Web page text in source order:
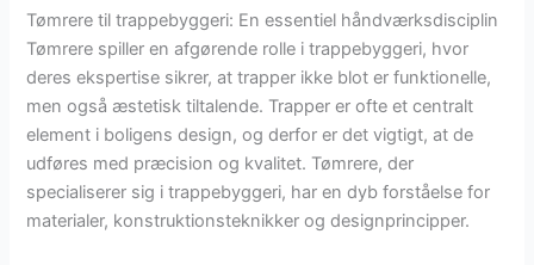
Tømrere til trappebyggeri: En essentiel håndværksdisciplin
Tømrere spiller en afgørende rolle i trappebyggeri, hvor
deres ekspertise sikrer, at trapper ikke blot er funktionelle,
men også æstetisk tiltalende. Trapper er ofte et centralt
element i boligens design, og derfor er det vigtigt, at de
udføres med præcision og kvalitet. Tømrere, der
specialiserer sig i trappebyggeri, har en dyb forståelse for
materialer, konstruktionsteknikker og designprincipper.